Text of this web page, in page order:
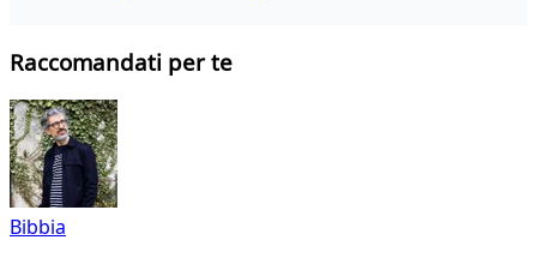
Raccomandati per te
Bibbia